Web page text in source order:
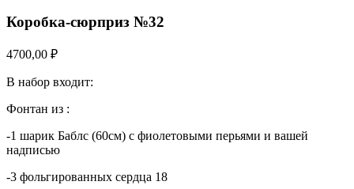
Коробка-сюрприз №32
4700,00 ₽
В набор входит:
Фонтан из :
-1 шарик Баблс (60см) с фиолетовыми перьями и вашей
надписью
-3 фольгированных сердца 18